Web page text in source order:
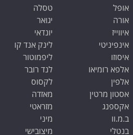
אופל
אורה
איווייז
אינפיניטי
איסוזו
אלפא רומיאו
אלפין
אסטון מרטין
אקספנג
ב.מ.וו
בנטלי
טסלה
יגואר
יונדאי
לינק אנד קו
ליפמוטור
לנד רובר
לקסוס
מאזדה
מזראטי
מיני
מיצובישי